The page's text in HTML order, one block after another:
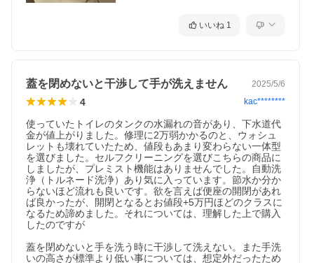
いいね 1
蓋を閉めないと干渉して手が洗えません 2025/5/6
4 kac********
使っていたトイレのタンクの水漏れの音があり、下水道代
金が値上がりました。修理に2万弱かかるのと、ウォシュ
レットも壊れていたため、値段もあまり変わらない一体型
を選びました。セルフクリーニングを選びこちらの商品に
しましたが、プレミスト機能はありませんでした。自動洗
浄（トルネード洗浄）あり気に入っています。節水か分か
らないほど流れも良いです。欲を言えば便座の開閉があれ
ば良かったが、開閉となるとお値段+5万円ほどのクラスに
なるため諦めました。それについては、理解した上で購入
したのですが
蓋を閉めないと手を洗う時に干渉して洗えない。また手洗
いの高さが標準より低い事については、想定外だったため